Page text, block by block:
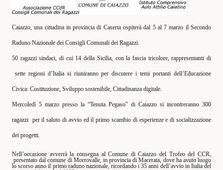
Caiazzo, una cittadina in provincia di Caserta ospiterà dal 5 al 7 marzo il Secondo
Raduno Nazionale dei Consigli Comunali dei Ragazzi.
50 ragazzi sindaci, di cui 14 della Sicilia, con la fascia tricolore, rappresentanti di
sette regioni d’Italia si riuniranno per discutere i temi portanti dell’Educazione
Civica: Costituzione, Sviluppo sostenibile, Cittadinanza digitale.
Mercoledì 5 marzo presso la “Tenuta Pegaso” di Caiazzo si incontreranno 300
ragazzi per il saluto di avvio ed il primo scambio di esperienze e di socializzazione
dei progetti.
Nell’occasione avverrà la consegna al Comune di Caiazzo del Trofeo del CCR,
presentato dal comune di Morrovalle, in provincia di Macerata, dove ha avuto luogo
lo scorso anno il primo raduno nazionale, ricordando i 35 anni dell’avvio in Italia del